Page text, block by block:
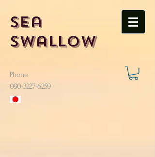
Sea
Swallow
Phone
​090-3227-6259